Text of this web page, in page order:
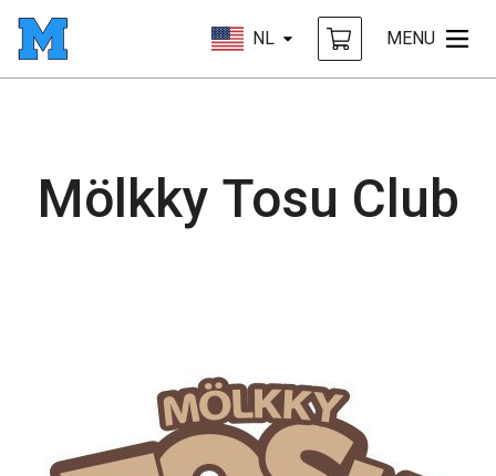
NL MENU
Mölkky Tosu Club